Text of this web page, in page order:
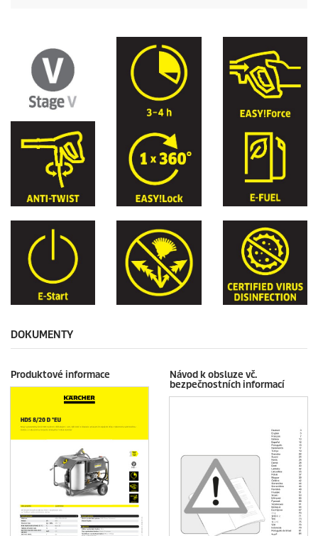
DOKUMENTY
Produktové informace
Návod k obsluze vč.
bezpečnostních informací